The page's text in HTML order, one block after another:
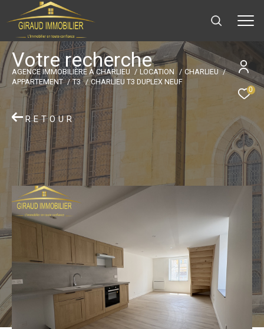
0
Votre recherche
AGENCE IMMOBILIÈRE À CHARLIEU LOCATION
CHARLIEU
APPARTEMENT
T3 CHARLIEU T3 DUPLEX NEUF
RETOUR